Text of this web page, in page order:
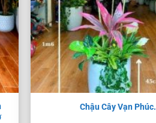
Chậu Cây Vạn Phúc.